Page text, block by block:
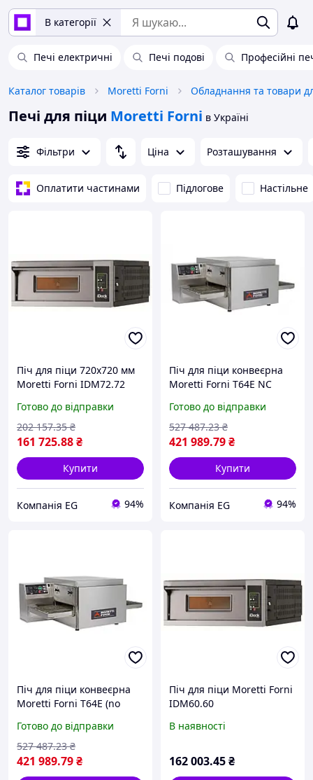
В категорії
Печі електричні Печі подові Професійні
Каталог товарів Moretti Forni
Печі для піци Moretti Forni в Україні
Фільтри Ціна Розташування
Оплатити частинами Підлогове Настільне
Піч для піци 720х720 мм
Moretti Forni IDM72.72
Готово до відправки
161 725.88₴
202 157.35 ₴
Купити
Компанія EG 94%
Піч для піци конвеєрна
Moretti Forni T64E NC
Готово до відправки
421 989.79₴
527 487.23 ₴
Купити
Компанія EG 94%
Піч для піци конвеєрна
Moretti Forni T64E (no
Готово до відправки
421 989.79₴
527 487.23 ₴
Піч для піци Moretti Forni
IDM60.60
В наявності
162 003.45₴